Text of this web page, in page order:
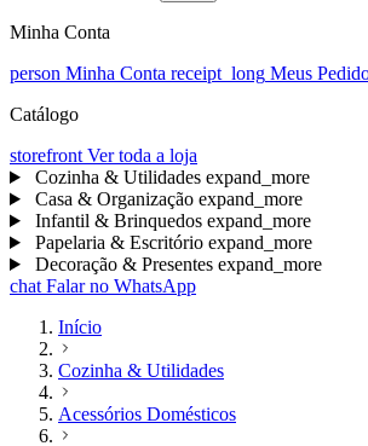
Minha Conta
person Minha Conta receipt_long Meus
Catálogo
storefront Ver toda a loja
Cozinha & Utilidades expand_more
Casa & Organização expand_more
Infantil & Brinquedos expand_more
Papelaria & Escritório expand_more
Decoração & Presentes expand_more
chat Falar no WhatsApp
Início
Cozinha & Utilidades
Acessórios Domésticos